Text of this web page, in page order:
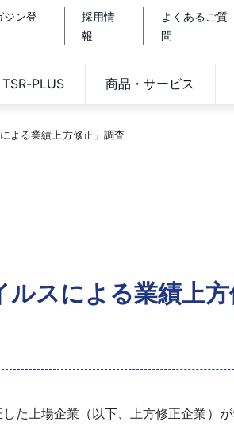
ジン登
採用情
報
よくあるご質
問
TSR-PLUS 商品・サービス
よる業績上方修正」調査
スによる業績上
上場企業（以下、上方修正企業）